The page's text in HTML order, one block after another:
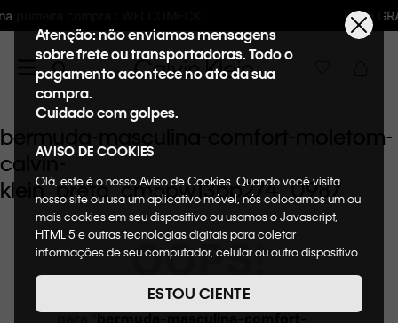
Frete GRÁTIS nas compras acima
Atenção: não enviamos mensagens
sobre frete ou transportadoras. Todo o
pagamento acontece no ato da sua
compra.
Cuidado com golpes.
AVISO DE COOKIES
Olá, este é o nosso Aviso de Cookies. Quando você visita
nosso site ou usa um aplicativo móvel, nós colocamos um ou
mais cookies em seu dispositivo ou usamos o Javascript,
HTML 5 e outras tecnologias digitais para coletar
informações de seu computador, celular ou outro dispositivo.
de cookies, informaremos quais cookies usaremos e quais
suas funções. A forma como processamos os dados
ESTOU CIENTE
bermuda-masculina-comfort-moletom-
calvin-
klein_preto_cm5pw13bp274_0987
OOPS!
Não encontramos nenhum resultado